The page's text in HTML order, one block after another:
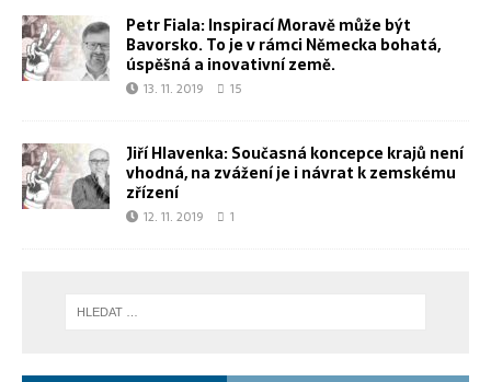
Petr Fiala: Inspirací Moravě může být
Bavorsko. To je v rámci Německa bohatá,
úspěšná a inovativní země.
13. 11. 2019 15
Jiří Hlavenka: Současná koncepce krajů není
vhodná, na zvážení je i návrat k zemskému
zřízení
12. 11. 2019 1